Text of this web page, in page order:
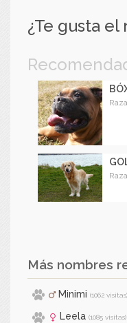
¿Te gusta el
Más nombres
Minimi (1062 visitas)
Leela (1085 visitas)